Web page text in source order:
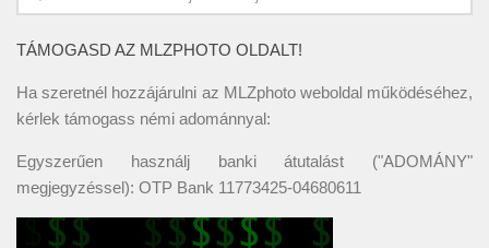
TÁMOGASD AZ MLZPHOTO OLDALT!
Ha szeretnél hozzájárulni az MLZphoto weboldal működéséhez,
kérlek támogass némi adománnyal:
Egyszerűen használj banki átutalást ("ADOMÁNY"
megjegyzéssel): OTP Bank 11773425-04680611